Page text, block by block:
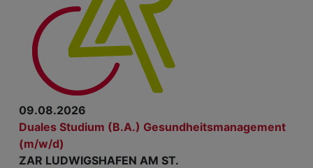
09.08.2026
Duales Studium (B.A.) Gesundheitsmanagement
(m/w/d)
ZAR LUDWIGSHAFEN AM ST.